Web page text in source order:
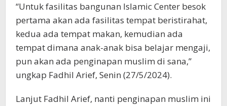
“Untuk fasilitas bangunan Islamic Center besok
pertama akan ada fasilitas tempat beristirahat,
kedua ada tempat makan, kemudian ada
tempat dimana anak-anak bisa belajar mengaji,
pun akan ada penginapan muslim di sana,”
ungkap Fadhil Arief, Senin (27/5/2024).
Lanjut Fadhil Arief, nanti penginapan muslim ini